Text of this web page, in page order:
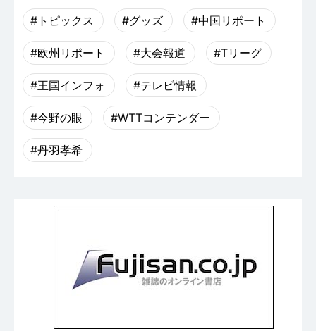
#トピックス #グッズ #中国リポート
#欧州リポート #大会報道 #Tリーグ
#王国インフォ #テレビ情報
#今野の眼 #WTTコンテンダー
#丹羽孝希